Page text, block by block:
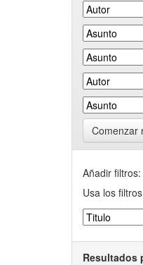
Comenzar
Añadir filtros:
Usa los
Resultados